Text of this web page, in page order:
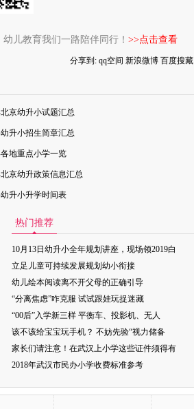
儿教育我们一路陪伴同行！ >>点击查看
分享到: qq空间 新浪微博 百度搜藏
京幼升小试题汇总
升小招生简章汇总
各地重点小学一览
北京幼升政策信息汇总
幼升小升学时间表
热门推荐
10月13日幼升小全年规划讲座，现场领2019白
立足儿童可持续发展规划幼小衔接
幼儿绘本阅读离不开父母的正确引导
“分离焦虑”咋克服 试试跟娃玩捉迷藏
“00后”入学新三样 平衡车、投影机、无人
该不该给宝宝玩手机？ 不妨先验“视力储备
家长们请注意！在武汉上小学这些证件须得有
2018年武汉市民办小学收费标准参考